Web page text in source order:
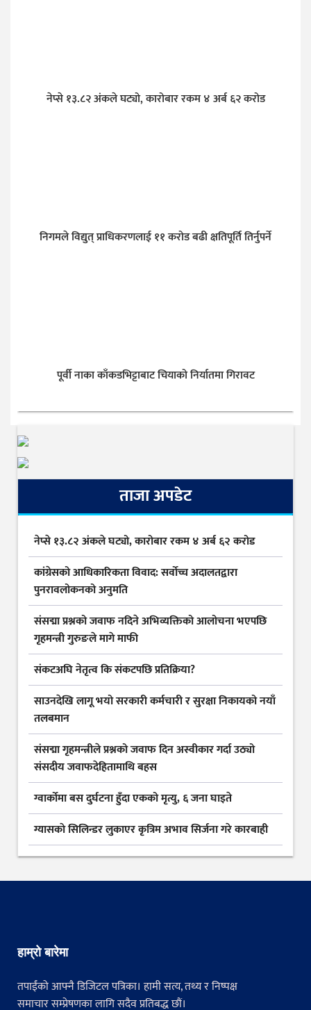
नेप्से १३.८२ अंकले घट्यो, कारोबार रकम ४ अर्ब ६२ करोड
निगमले विद्युत् प्राधिकरणलाई ११ करोड बढी क्षतिपूर्ति तिर्नुपर्ने
पूर्वी नाका काँकडभिट्टाबाट चियाको निर्यातमा गिरावट
ताजा अपडेट
नेप्से १३.८२ अंकले घट्यो, कारोबार रकम ४ अर्ब ६२ करोड
कांग्रेसको आधिकारिकता विवाद: सर्वोच्च अदालतद्वारा
पुनरावलोकनको अनुमति
संसद्मा प्रश्नको जवाफ नदिने अभिव्यक्तिको आलोचना भएपछि
गृहमन्त्री गुरुङले मागे माफी
संकटअघि नेतृत्व कि संकटपछि प्रतिक्रिया?
साउनदेखि लागू भयो सरकारी कर्मचारी र सुरक्षा निकायको नयाँ
तलबमान
संसद्मा गृहमन्त्रीले प्रश्नको जवाफ दिन अस्वीकार गर्दा उठ्यो
संसदीय जवाफदेहितामाथि बहस
ग्वार्कोमा बस दुर्घटना हुँदा एकको मृत्यु, ६ जना घाइते
ग्यासकाे सिलिन्डर लुकाएर कृत्रिम अभाव सिर्जना गरे कारबाही
हाम्रो बारेमा
तपाईंको आफ्नै डिजिटल पत्रिका। हामी सत्य, तथ्य र निष्पक्ष
समाचार सम्प्रेषणका लागि सदैव प्रतिबद्ध छौं।